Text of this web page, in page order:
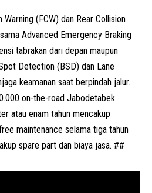
Warning (FCW) dan Rear Collision
Advanced Emergency Braking
tabrakan dari depan maupun
Detection (BSD) dan Lane
keamanan saat berpindah jalur.
on-the-road Jabodetabek.
atau enam tahun mencakup
maintenance selama tiga tahun
spare part dan biaya jasa. ##